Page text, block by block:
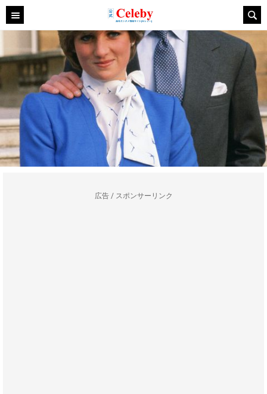
広告 / スポンサーリンク